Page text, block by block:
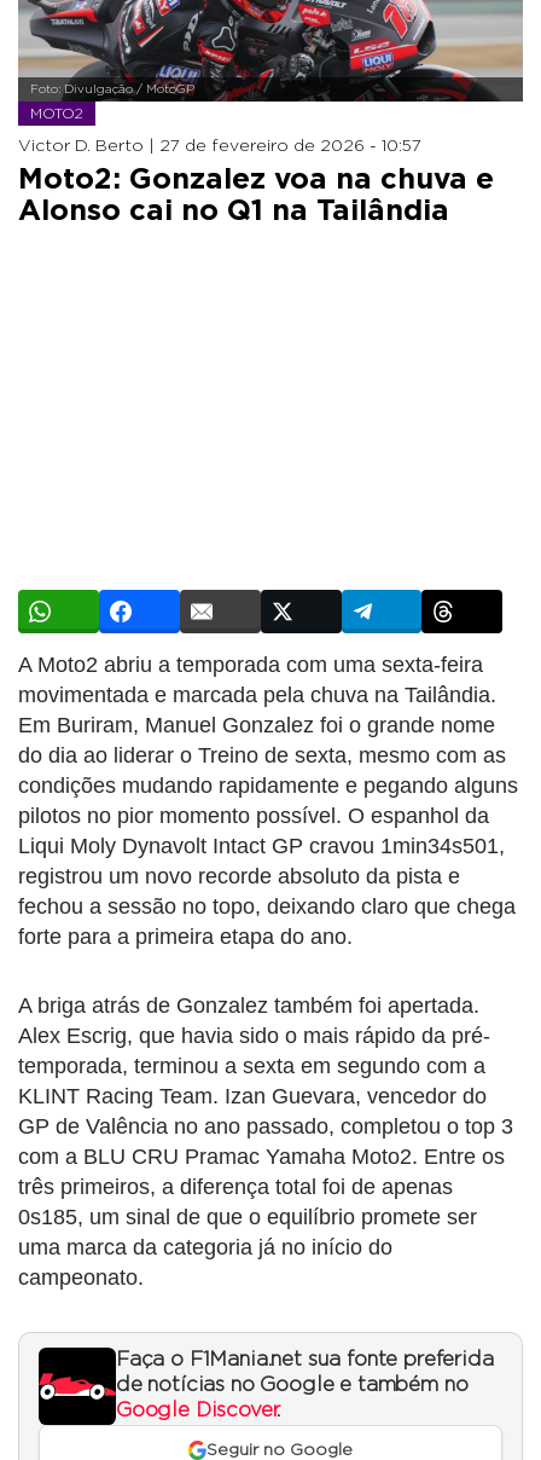
Foto: Divulgação / MotoGP
MOTO2
Victor D. Berto | 27 de fevereiro de 2026 - 10:57
Moto2: Gonzalez voa na chuva e
Alonso cai no Q1 na Tailândia
A Moto2 abriu a temporada com uma sexta-feira
movimentada e marcada pela chuva na Tailândia.
Em Buriram, Manuel Gonzalez foi o grande nome
do dia ao liderar o Treino de sexta, mesmo com as
condições mudando rapidamente e pegando alguns
pilotos no pior momento possível. O espanhol da
Liqui Moly Dynavolt Intact GP cravou 1min34s501,
registrou um novo recorde absoluto da pista e
fechou a sessão no topo, deixando claro que chega
forte para a primeira etapa do ano.
A briga atrás de Gonzalez também foi apertada.
Alex Escrig, que havia sido o mais rápido da pré-
temporada, terminou a sexta em segundo com a
KLINT Racing Team. Izan Guevara, vencedor do
GP de Valência no ano passado, completou o top 3
com a BLU CRU Pramac Yamaha Moto2. Entre os
três primeiros, a diferença total foi de apenas
0s185, um sinal de que o equilíbrio promete ser
uma marca da categoria já no início do
campeonato.
Faça o F1Mania.net sua fonte preferida
de notícias no Google e também no
Google Discover.
Seguir no Google